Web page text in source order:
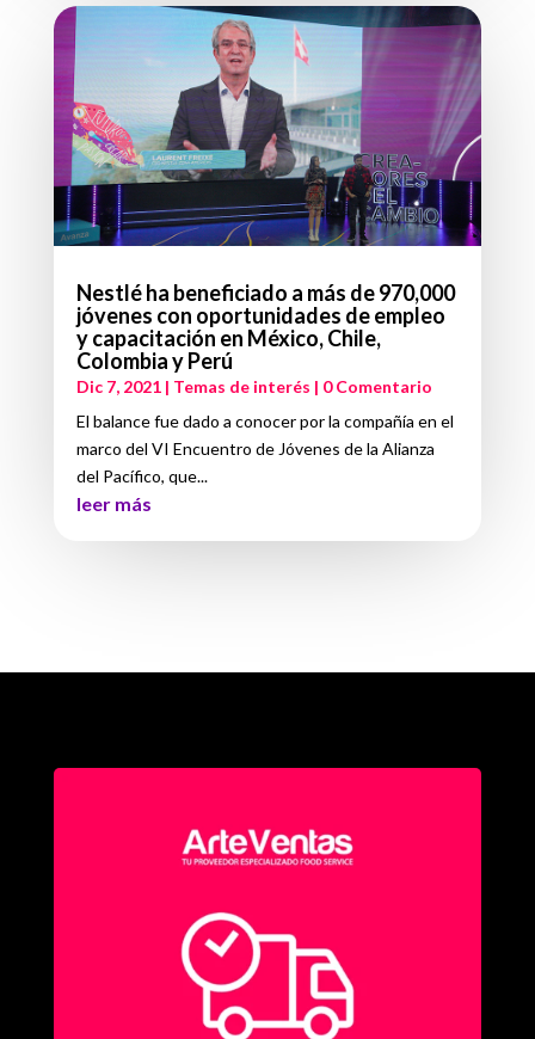
Nestlé ha beneficiado a más de 970,000
jóvenes con oportunidades de empleo
y capacitación en México, Chile,
Colombia y Perú
Dic 7, 2021| Temas de interés | 0 Comentario
El balance fue dado a conocer por la compañía en el
marco del VI Encuentro de Jóvenes de la Alianza
del Pacífico, que...
leer más